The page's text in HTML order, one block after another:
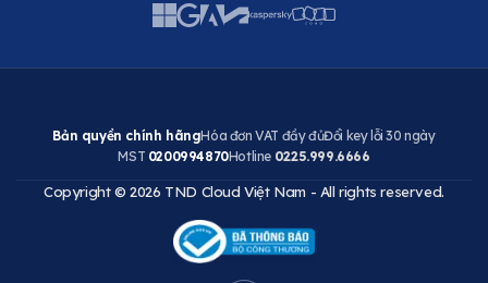
Bản quyền chính hãngHóa đơn VAT đầy đủĐổi key lỗi 30 ngày
MST 0200994870Hotline 0225.999.6666
Copyright © 2026 TND Cloud Việt Nam - All rights reserved.